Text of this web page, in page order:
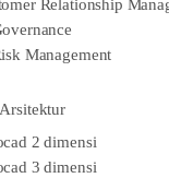
Relationship
Management
2 dimensi
3 dimensi